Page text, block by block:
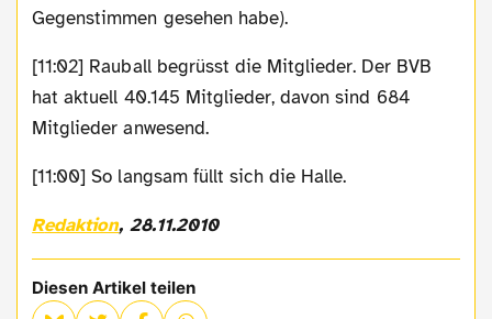
Gegenstimmen gesehen habe).
[11:02] Rauball begrüsst die Mitglieder. Der BVB
hat aktuell 40.145 Mitglieder, davon sind 684
Mitglieder anwesend.
[11:00] So langsam füllt sich die Halle.
Redaktion, 28.11.2010
Diesen Artikel teilen